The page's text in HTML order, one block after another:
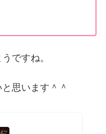
ですね。
思います＾＾